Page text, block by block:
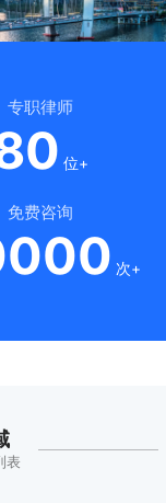
专职律师
位+
免费咨询
次+
表